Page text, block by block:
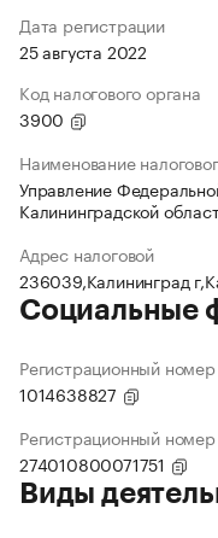
Дата регистрации
25 августа 2022
Код налогового органа
3900
Наименование
Управление
Калининградской
Адрес налоговой
236039,Калининград
Социальные
Регистрационный
1014638827
Регистрационный
274010800071751
Виды